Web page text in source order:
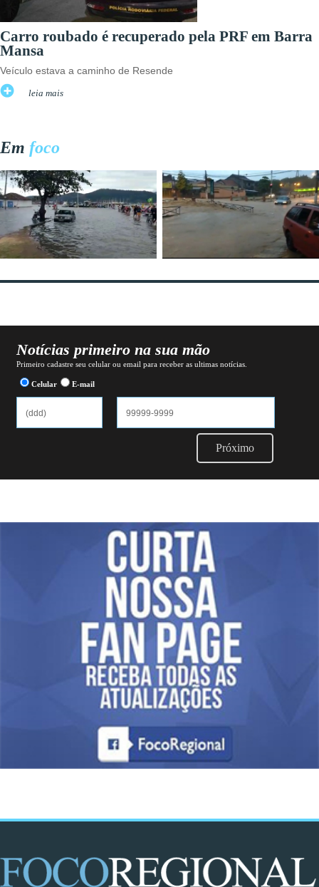
Carro roubado é recuperado pela PRF em Barra
Mansa
Veículo estava a caminho de Resende
leia mais
Em foco
Notícias primeiro na sua mão
Primeiro cadastre seu celular ou email para receber as ultimas notícias.
Celular E-mail
Próximo